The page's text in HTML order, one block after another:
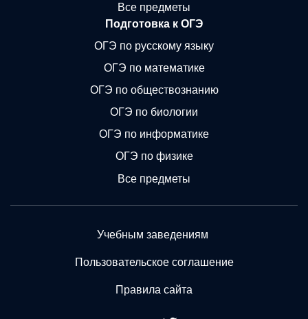
Все предметы
Подготовка к ОГЭ
ОГЭ по русскому языку
ОГЭ по математике
ОГЭ по обществознанию
ОГЭ по биологии
ОГЭ по информатике
ОГЭ по физике
Все предметы
Учебным заведениям
Пользовательское соглашение
Правила сайта